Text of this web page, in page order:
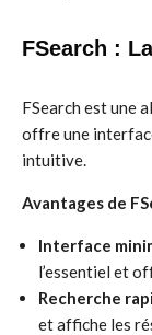
FSearch :
FSearch est une
offre une
intuitive.
Avantages de
Interface
l’essentiel et
Recherche
et affiche les